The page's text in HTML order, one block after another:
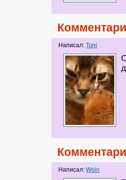
Написал:Toni
Написал:Woin